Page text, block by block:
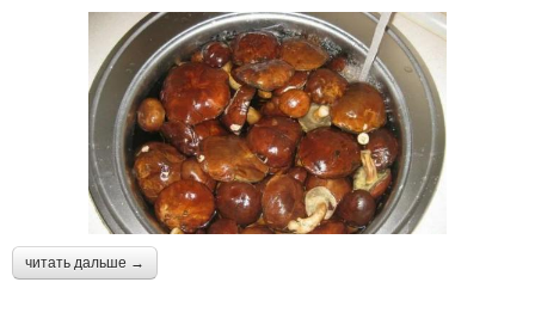
читать дальше →